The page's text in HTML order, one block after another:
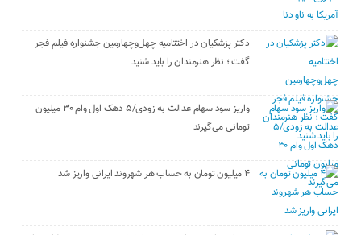
دکتر پزشکیان در اختتامیه چهل‌وچهارمین جشنواره فیلم فجر
گفت ؛ نظر هنرمندان را باید شنید
واریز سود سهام عدالت به زودی/۵ دهک اول وام ۳۰ میلیون
تومانی می‌گیرند
۴ میلیون تومان به حساب هر شهروند ایرانی واریز شد